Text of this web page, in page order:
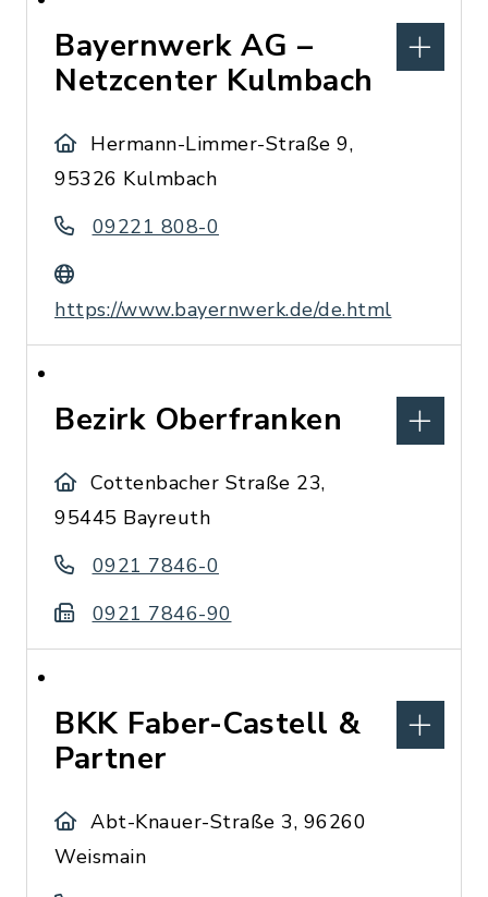
Bayernwerk AG –
Netzcenter Kulmbach
Hermann-Limmer-Straße 9,
95326 Kulmbach
09221 808-0
https://www.bayernwerk.de/de.html
Bezirk Oberfranken
Cottenbacher Straße 23,
95445 Bayreuth
0921 7846-0
0921 7846-90
BKK Faber-Castell &
Partner
Abt-Knauer-Straße 3, 96260
Weismain